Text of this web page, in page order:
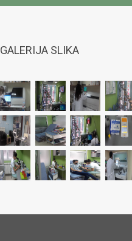
GALERIJA SLIKA